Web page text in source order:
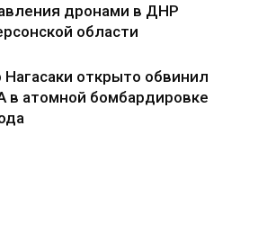
дронами в ДНР
области
Нагасаки открыто обвинил
в атомной бомбардировке